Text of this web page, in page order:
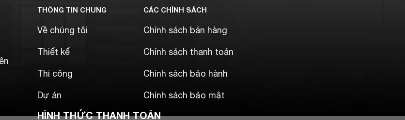
THÔNG TIN CHUNG
Về chúng tôi
Thiết kế
Thi công
Dự án
CÁC CHÍNH SÁCH
Chính sách bán hàng
Chính sách thanh toán
Chính sách bảo hành
Chính sách bảo mật
HÌNH THỨC THANH TOÁN